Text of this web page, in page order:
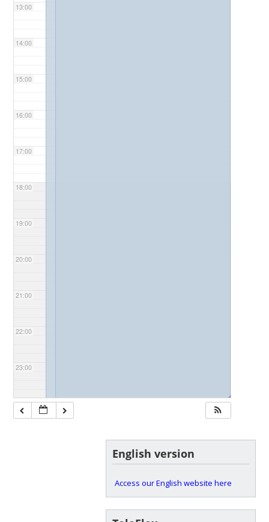
13:00
14:00
15:00
16:00
17:00
18:00
19:00
20:00
21:00
22:00
23:00
◢◢
English version
Access our English website here